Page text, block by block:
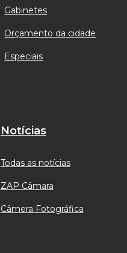
Gabinetes
Orçamento da cidade
Especiais
Notícias
Todas as notícias
ZAP Câmara
Câmera Fotográfica